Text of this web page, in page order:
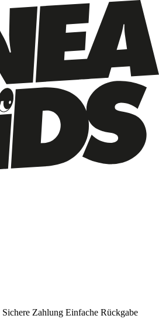
Sichere Zahlung Einfache Rückgabe